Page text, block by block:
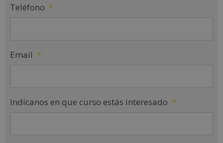
Teléfono *
Email *
Indícanos en que curso estás interesado *